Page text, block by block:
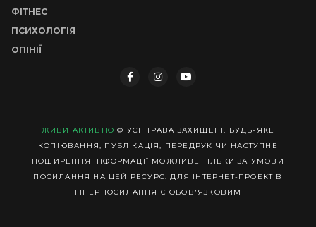
ФІТНЕС
ПСИХОЛОГІЯ
ОПІНІЇ
ЖИВИ АКТИВНО © УСІ ПРАВА ЗАХИЩЕНІ. БУДЬ-ЯКЕ
КОПІЮВАННЯ, ПУБЛІКАЦІЯ, ПЕРЕДРУК ЧИ НАСТУПНЕ
ПОШИРЕННЯ ІНФОРМАЦІЇ МОЖЛИВЕ ТІЛЬКИ ЗА УМОВИ
ПОСИЛАННЯ НА ЦЕЙ РЕСУРС. ДЛЯ ІНТЕРНЕТ-ПРОЕКТІВ
ГІПЕРПОСИЛАННЯ Є ОБОВ'ЯЗКОВИМ